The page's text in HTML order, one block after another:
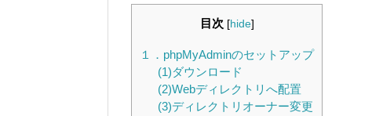
目次 [hide]
１．phpMyAdminのセットアップ
(1)ダウンロード
(2)Webディレクトリへ配置
(3)ディレクトリオーナー変更